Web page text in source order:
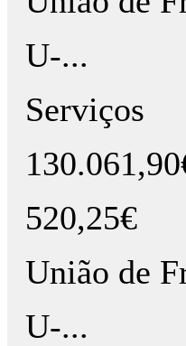
U-...
Serviços
520,25€
União de
U-...